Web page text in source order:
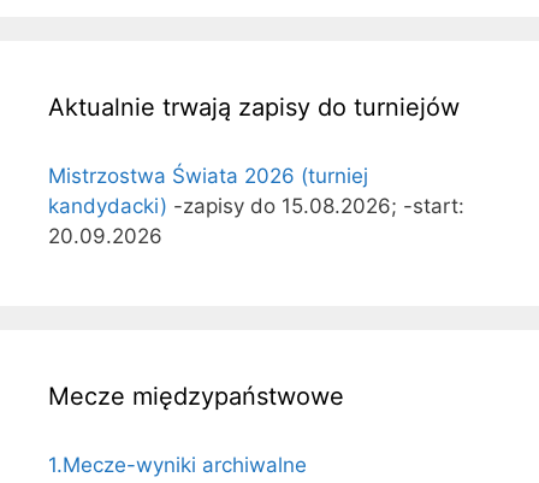
Aktualnie trwają zapisy do turniejów
Mistrzostwa Świata 2026 (turniej
kandydacki) -zapisy do 15.08.2026; -start:
20.09.2026
Mecze międzypaństwowe
1.Mecze-wyniki archiwalne